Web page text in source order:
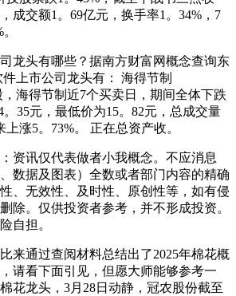
成交额1。69亿元，换手率1。34%，7
头有哪些？据南方财富网概念查询东
上市公司龙头有： 海得节制
，海得节制近7个买卖日，期间全体下跌
。35元，最低价为15。82元，总成交量
上涨5。73%。 正在总资产收。
讯仅代表做者小我概念。不应消息
数据及图表）全数或者部门内容的精确
、无效性、及时性、原创性等，如有侵
除。仅供投资者参考，并不形成投资。
自担。
通过查阅材料总结出了2025年棉花概
请看下面引见，但愿大师能够参考一
花龙头，3月28日动静，冠农股份截至